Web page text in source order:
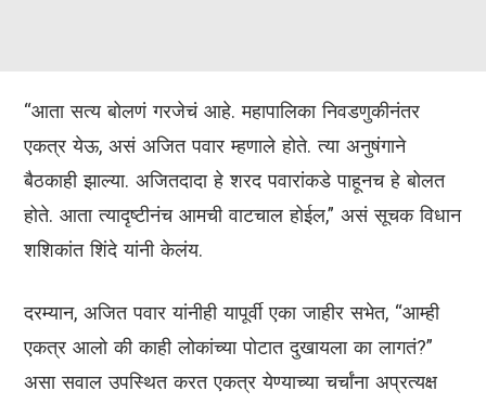
“आता सत्य बोलणं गरजेचं आहे. महापालिका निवडणुकीनंतर
एकत्र येऊ, असं अजित पवार म्हणाले होते. त्या अनुषंगाने
बैठकाही झाल्या. अजितदादा हे शरद पवारांकडे पाहूनच हे बोलत
होते. आता त्यादृष्टीनंच आमची वाटचाल होईल,” असं सूचक विधान
शशिकांत शिंदे यांनी केलंय.
दरम्यान, अजित पवार यांनीही यापूर्वी एका जाहीर सभेत, “आम्ही
एकत्र आलो की काही लोकांच्या पोटात दुखायला का लागतं?”
असा सवाल उपस्थित करत एकत्र येण्याच्या चर्चांना अप्रत्यक्ष